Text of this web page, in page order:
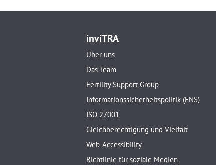
inviTRA
Über uns
Das Team
Fertility Support Group
Informationssicherheitspolitik (ENS)
ISO 27001
Gleichberechtigung und Vielfalt
Web-Accessibility
Richtlinie für soziale Medien